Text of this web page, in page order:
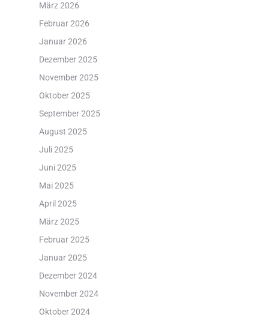
März 2026
Februar 2026
Januar 2026
Dezember 2025
November 2025
Oktober 2025
September 2025
August 2025
Juli 2025
Juni 2025
Mai 2025
April 2025
März 2025
Februar 2025
Januar 2025
Dezember 2024
November 2024
Oktober 2024